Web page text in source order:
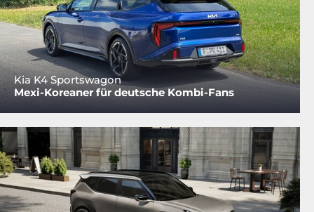
Kia K4 Sportswagon
Mexi-Koreaner für deutsche Kombi-Fans